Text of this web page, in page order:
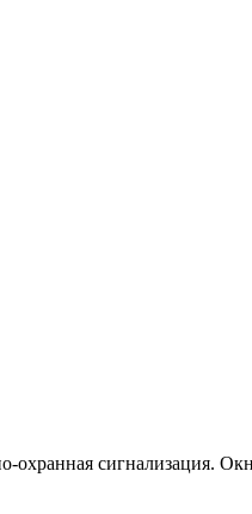
охранная сигнализация.